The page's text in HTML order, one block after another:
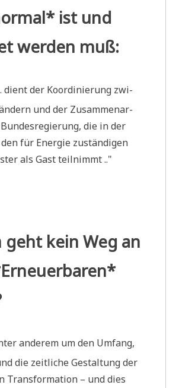
ist und
werden muß:
dient der Koor­di­nie­rung zwi­
und der Zusam­men­ar­
die in der
für Ener­gie zustän­di­gen
als Gast teilnimmt .."
geht kein Weg an
ande­rem um den Umfang,
die zeit­li­che Gestal­tung der
Trans­for­ma­ti­on – und dies